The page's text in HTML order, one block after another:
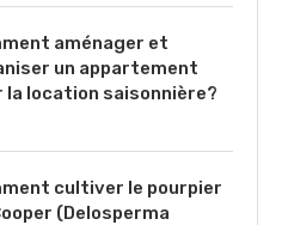
aménager et
un appartement
la location saisonnière?
cultiver le pourpier
(Delosperma